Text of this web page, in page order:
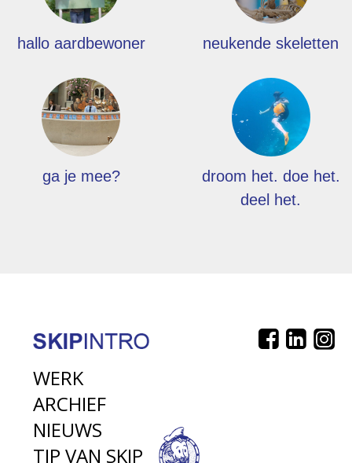
hallo aardbewoner neukende skeletten
ga je mee?
droom het. doe het.
deel het.
WERK
ARCHIEF
NIEUWS
TIP VAN SKIP